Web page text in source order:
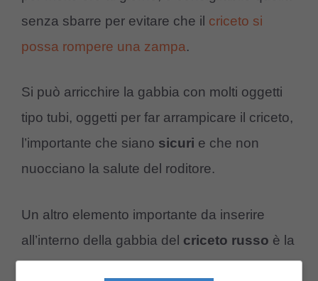
senza sbarre per evitare che il criceto si
possa rompere una zampa.
Si può arricchire la gabbia con molti oggetti
tipo tubi, oggetti per far arrampicare il criceto,
l’importante che siano sicuri e che non
nuocciano la salute del roditore.
Un altro elemento importante da inserire
all’interno della gabbia del criceto russo è la
casetta o una scatola dove il roditore può